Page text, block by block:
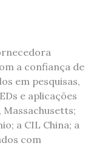
a confiança de
em pesquisas,
e aplicações
a CIL China; a
com